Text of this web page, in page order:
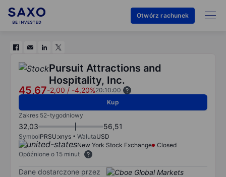
Otwórz rachunek
Pursuit Attractions and
Hospitality, Inc.
45,67-2,00 / -4,20%20:10:00
Kup
Zakres 52-tygodniowy
32,03 56,51
SymbolPRSU:xnys WalutaUSD
New York Stock Exchange
Closed
Opóźnione o 15 minut
Dane dostarczone przez